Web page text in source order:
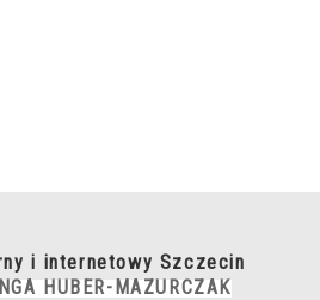
i internetowy Szczecin
HUBER-MAZURCZAK